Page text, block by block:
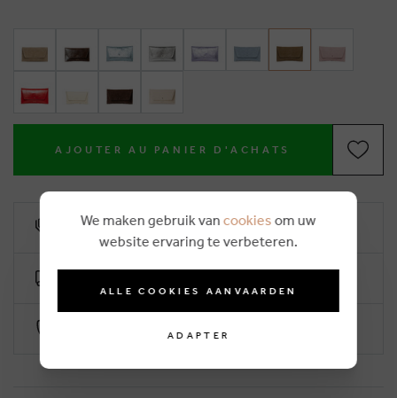
AJOUTER AU PANIER D'ACHATS
10% remise de fidélité
Paiement sécurisé par Worldline
We maken gebruik van cookies om uw
website ervaring te verbeteren.
ALLE COOKIES AANVAARDEN
ADAPTER